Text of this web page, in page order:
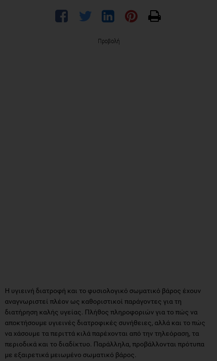
Προβολή
Η υγιεινή διατροφή και το φυσιολογικό σωματικό βάρος έχουν
αναγνωριστεί πλέον ως καθοριστικοί παράγοντες για τη
διατήρηση καλής υγείας. Πλήθος πληροφοριών για το πώς να
αποκτήσουμε υγιεινές διατροφικές συνήθειες, αλλά και το πώς
να χάσουμε τα περιττά κιλά παρέχονται από την τηλεόραση, τα
περιοδικά και το διαδίκτυο. Παράλληλα, προβάλλονται πρότυπα
με εξαιρετικά μειωμένο σωματικό βάρος.